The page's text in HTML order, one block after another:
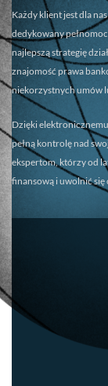
Każdy klient jest dla
dedykowany
najlepszą strategię
znajomość prawa
niekorzystnych umów
Dzięki
pełną kontrolę nad
ekspertom, którzy od
finansową i uwolnić